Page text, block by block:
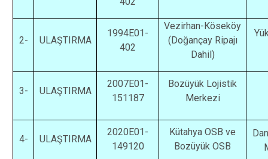
2- ULAŞTIRMA
1994E01-
402
Vezirhan-Köseköy
(Doğançay Ripajı
Dahil)
3- ULAŞTIRMA
2007E01-
151187
Bozüyük Lojistik
Merkezi
4- ULAŞTIRMA
2020E01-
149120
Kütahya OSB ve
Bozüyük OSB